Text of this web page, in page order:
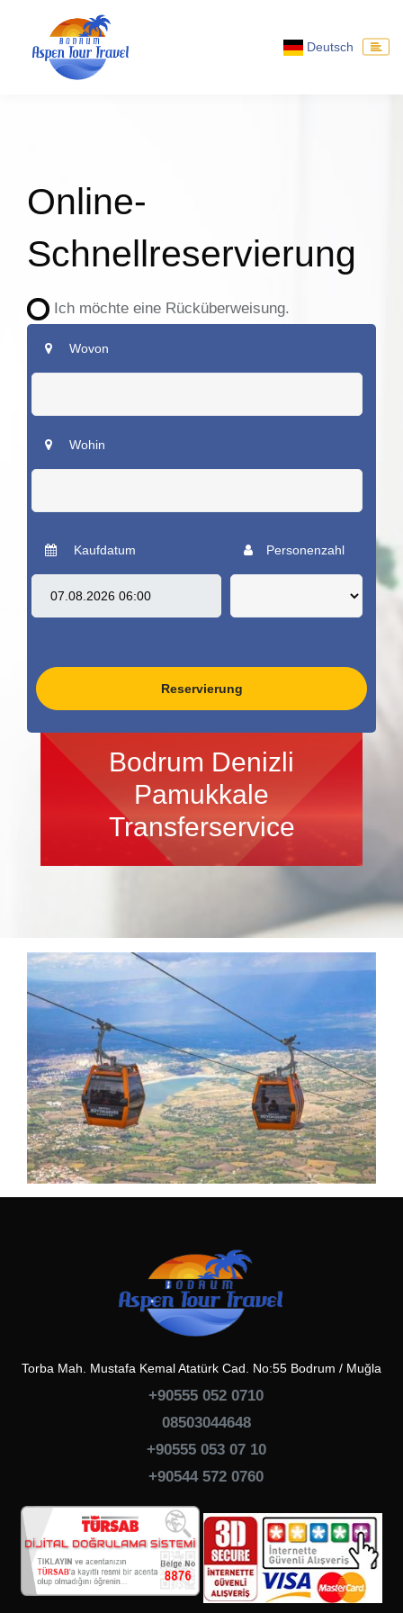
Deutsch
Online-
Schnellreservierung
Ich möchte eine Rücküberweisung.
Wovon
Wohin
Kaufdatum Personenzahl
Reservierung
Bodrum Denizli
Pamukkale
Transferservice
Torba Mah. Mustafa Kemal Atatürk Cad. No:55 Bodrum / Muğla
+90555 052 0710
08503044648
+90555 053 07 10
+90544 572 0760